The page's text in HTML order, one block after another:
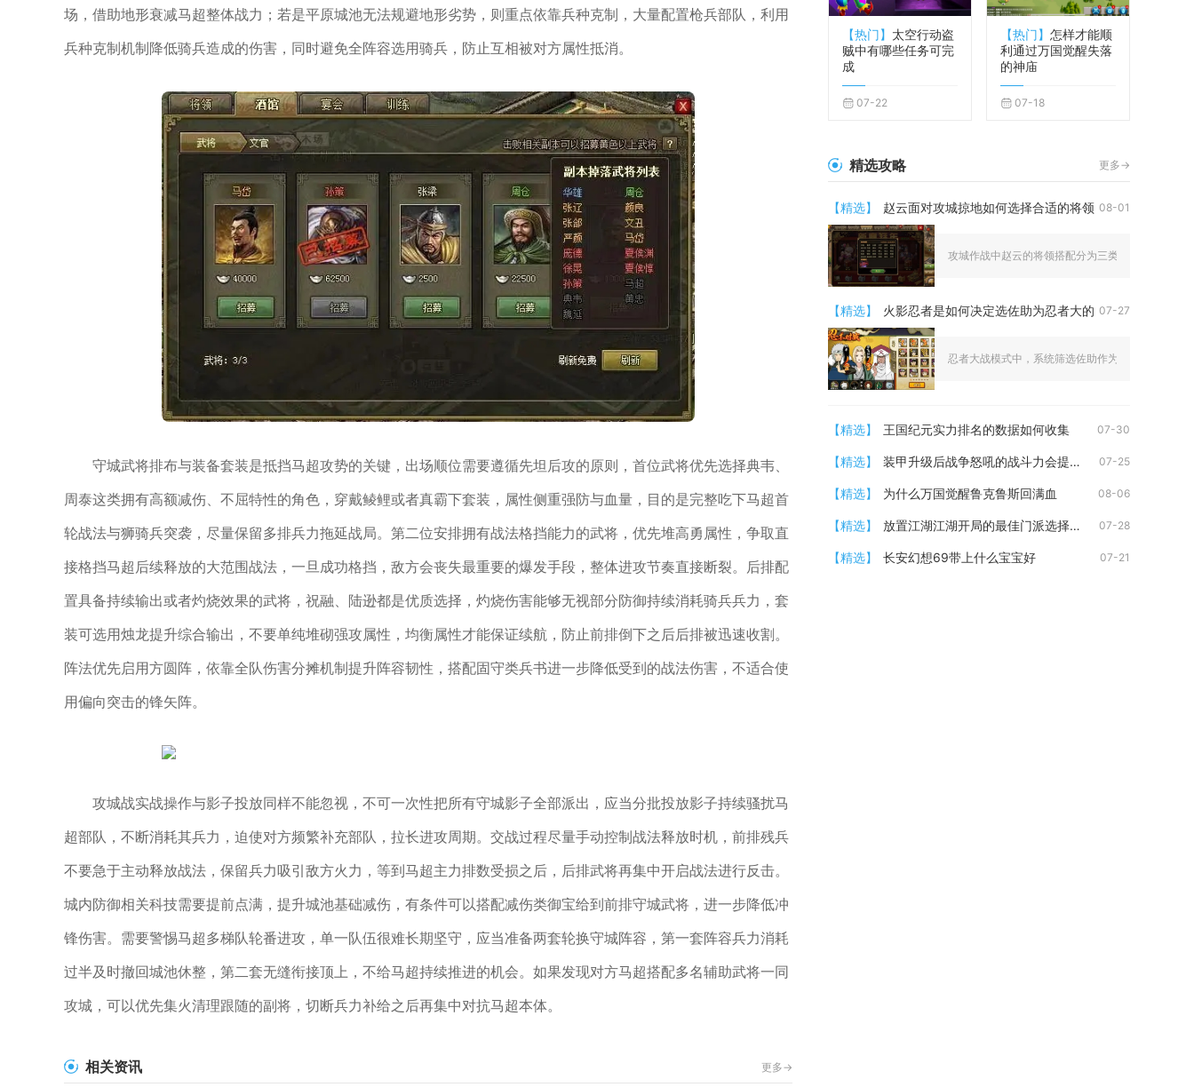
场，借助地形衰减马超整体战力；若是平原城池无法规避地形劣势，则重点依靠兵种克制，大量配置枪兵部队，利用
兵种克制机制降低骑兵造成的伤害，同时避免全阵容选用骑兵，防止互相被对方属性抵消。
守城武将排布与装备套装是抵挡马超攻势的关键，出场顺位需要遵循先坦后攻的原则，首位武将优先选择典韦、
周泰这类拥有高额减伤、不屈特性的角色，穿戴鲮鲤或者真霸下套装，属性侧重强防与血量，目的是完整吃下马超首
轮战法与狮骑兵突袭，尽量保留多排兵力拖延战局。第二位安排拥有战法格挡能力的武将，优先堆高勇属性，争取直
接格挡马超后续释放的大范围战法，一旦成功格挡，敌方会丧失最重要的爆发手段，整体进攻节奏直接断裂。后排配
置具备持续输出或者灼烧效果的武将，祝融、陆逊都是优质选择，灼烧伤害能够无视部分防御持续消耗骑兵兵力，套
装可选用烛龙提升综合输出，不要单纯堆砌强攻属性，均衡属性才能保证续航，防止前排倒下之后后排被迅速收割。
阵法优先启用方圆阵，依靠全队伤害分摊机制提升阵容韧性，搭配固守类兵书进一步降低受到的战法伤害，不适合使
用偏向突击的锋矢阵。
攻城战实战操作与影子投放同样不能忽视，不可一次性把所有守城影子全部派出，应当分批投放影子持续骚扰马
超部队，不断消耗其兵力，迫使对方频繁补充部队，拉长进攻周期。交战过程尽量手动控制战法释放时机，前排残兵
不要急于主动释放战法，保留兵力吸引敌方火力，等到马超主力排数受损之后，后排武将再集中开启战法进行反击。
城内防御相关科技需要提前点满，提升城池基础减伤，有条件可以搭配减伤类御宝给到前排守城武将，进一步降低冲
锋伤害。需要警惕马超多梯队轮番进攻，单一队伍很难长期坚守，应当准备两套轮换守城阵容，第一套阵容兵力消耗
过半及时撤回城池休整，第二套无缝衔接顶上，不给马超持续推进的机会。如果发现对方马超搭配多名辅助武将一同
攻城，可以优先集火清理跟随的副将，切断兵力补给之后再集中对抗马超本体。
相关资讯 更多->
【热门】 太空行动盗
贼中有哪些任务可完
成
07-22
【热门】 怎样才能顺
利通过万国觉醒失落
的神庙
07-18
精选攻略 更多->
【精选】 赵云面对攻城掠地如何选择合适的将领 08-01
攻城作战中赵云的将领搭配分为三类核心选择，速
【精选】 火影忍者是如何决定选佐助为忍者大的 07-27
忍者大战模式中，系统筛选佐助作为核心出战角色
【精选】 王国纪元实力排名的数据如何收集 07-30
【精选】 装甲升级后战争怒吼的战斗力会提升吗 07-25
【精选】 为什么万国觉醒鲁克鲁斯回满血 08-06
【精选】 放置江湖江湖开局的最佳门派选择是哪个 07-28
【精选】 长安幻想69带上什么宝宝好 07-21